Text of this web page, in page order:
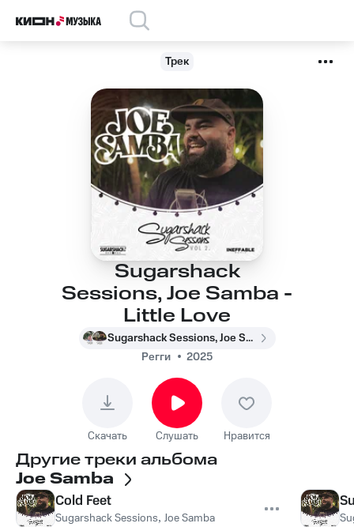
Трек
Sugarshack
Sessions, Joe Samba -
Little Love
Sugarshack Sessions, Joe Samba
Регги
2025
Скачать Слушать Нравится
Другие треки альбома
Joe Samba
Cold Feet
Sugarshack Sessions, Joe Samba